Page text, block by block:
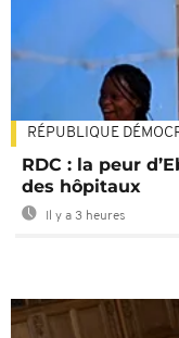
RÉPUBLIQUE
RDC : la peur
des hôpitaux
Il y a 3 heures